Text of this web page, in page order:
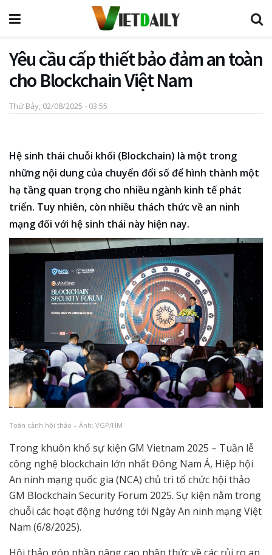
Yêu cầu cấp thiết bảo đảm an toàn
cho Blockchain Việt Nam
Thứ Bảy, 02/08/2025 - 03:55
Hệ sinh thái chuỗi khối (Blockchain) là một trong
những nội dung của chuyển đổi số để hình thành một
hạ tầng quan trọng cho nhiều ngành kinh tế phát
triển. Tuy nhiên, còn nhiều thách thức về an ninh
mạng đối với hệ sinh thái này hiện nay.
Toàn cảnh hội thảo – Ảnh: VGP/HM
Trong khuôn khổ sự kiện GM Vietnam 2025 – Tuần lễ
công nghệ blockchain lớn nhất Đông Nam Á, Hiệp hội
An ninh mạng quốc gia (NCA) chủ trì tổ chức hội thảo
GM Blockchain Security Forum 2025. Sự kiện nằm trong
chuỗi các hoạt động hướng tới Ngày An ninh mạng Việt
Nam (6/8/2025).
Hội thảo góp phần nâng cao nhận thức về các rủi ro an